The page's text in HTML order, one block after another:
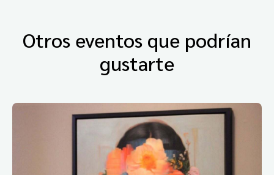
Otros eventos que podrían
gustarte